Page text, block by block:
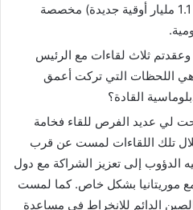
مليون يوان صيني (حوالي 1.1 مليار أوقية جديدة) مخصصة
وعقدتم ثلاث لقاءات مع الرئيس
اللحظات التي تركت أعمق
القادة؟
لي عديد الفرص للقاء فخامة
تلك اللقاءات لمست عن قرب
الدؤوب إلى تعزيز الشراكة مع دول
ومع موريتانيا بشكل خاص. كما لمست
الدائم للانخراط في مساعدة